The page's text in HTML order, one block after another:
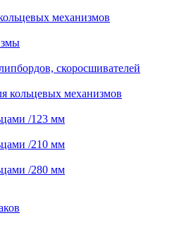
механизмов
скоросшивателей
кольцевых механизмов
/123 мм
/210 мм
/280 мм